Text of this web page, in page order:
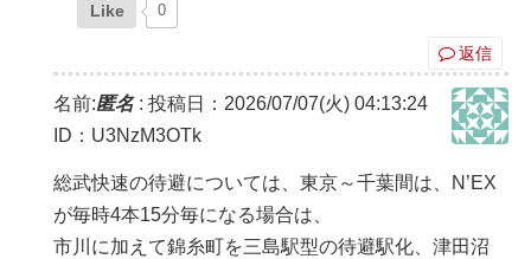
Like 0
返信
名前:匿名: 投稿日：2026/07/07(火) 04:13:24
ID：U3NzM3OTk
総武快速の待避については、東京～千葉間は、N’EX
が毎時4本15分毎になる場合は、
市川に加えて錦糸町を三島駅型の待避駅化、津田沼